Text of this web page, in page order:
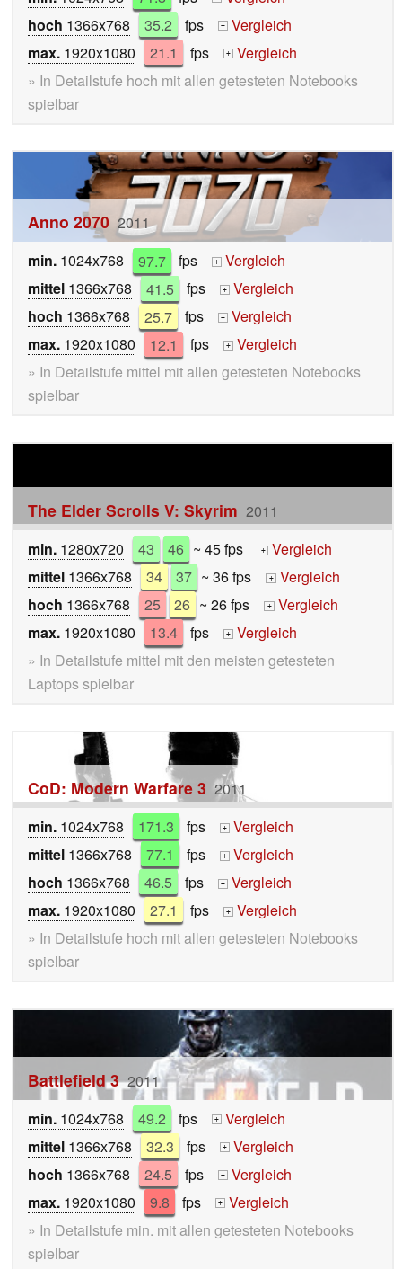
hoch 1366x768 35.2 fps +
Vergleich
max. 1920x1080 21.1 fps +
Vergleich
» In Detailstufe hoch mit allen getesteten Notebooks
spielbar
Anno 2070 2011
min. 1024x768 97.7 fps +
Vergleich
mittel 1366x768 41.5 fps +
Vergleich
hoch 1366x768 25.7 fps +
Vergleich
max. 1920x1080 12.1 fps +
Vergleich
» In Detailstufe mittel mit allen getesteten Notebooks
spielbar
The Elder Scrolls V: Skyrim 2011
min. 1280x720 43 46 ~ 45 fps + Vergleich
mittel 1366x768 34 37 ~ 36 fps + Vergleich
hoch 1366x768 25 26 ~ 26 fps + Vergleich
max. 1920x1080 13.4 fps +
Vergleich
» In Detailstufe mittel mit den meisten getesteten
Laptops spielbar
CoD: Modern Warfare 3 2011
min. 1024x768 171.3 fps +
Vergleich
mittel 1366x768 77.1 fps +
Vergleich
hoch 1366x768 46.5 fps +
Vergleich
max. 1920x1080 27.1 fps +
Vergleich
» In Detailstufe hoch mit allen getesteten Notebooks
spielbar
Battlefield 3 2011
min. 1024x768 49.2 fps +
Vergleich
mittel 1366x768 32.3 fps +
Vergleich
hoch 1366x768 24.5 fps +
Vergleich
max. 1920x1080 9.8 fps +
Vergleich
» In Detailstufe min. mit allen getesteten Notebooks
spielbar